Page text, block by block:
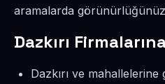
aramalarda
Dazkırı
Dazkırı ve